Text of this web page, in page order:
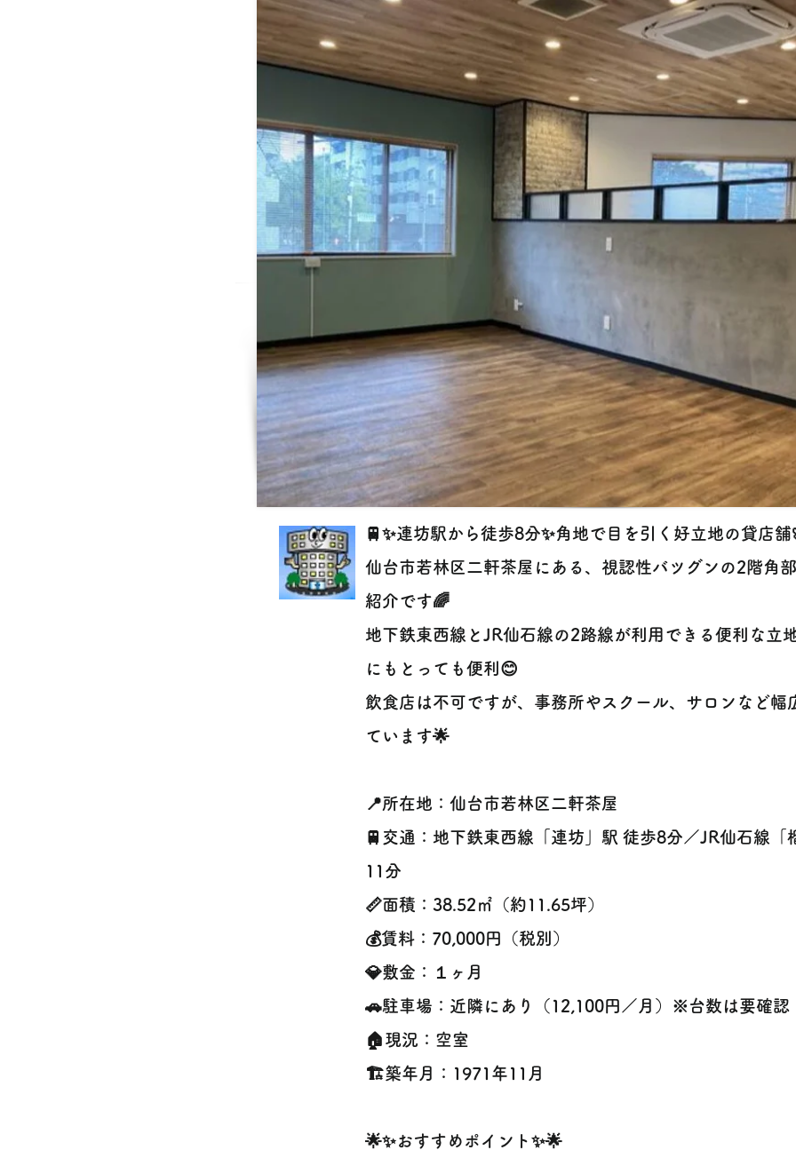
🚆✨連坊駅から徒歩8分✨角地で目を引く好立地の貸店舗
仙台市若林区二軒茶屋にある、視認性バツグンの2階角
紹介です🌈
地下鉄東西線とJR仙石線の2路線が利用できる便利な立
にもとっても便利😊
飲食店は不可ですが、事務所やスクール、サロンなど幅
ています🌟
📍所在地：仙台市若林区二軒茶屋
🚆交通：地下鉄東西線「連坊」駅 徒歩8分／JR仙石線「
11分
📏面積：38.52㎡（約11.65坪）
💰賃料：70,000円（税別）
💎敷金：１ヶ月
🚗駐車場：近隣にあり（12,100円／月）※台数は要確認
🏠現況：空室
🏗️築年月：1971年11月
🌟✨おすすめポイント✨🌟